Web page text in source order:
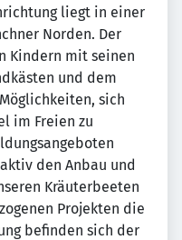
liegt in einer
Norden. Der
Kindern mit seinen
und dem
sich
im Freien zu
den Anbau und
Kräuterbeeten
Projekten die
befinden sich der